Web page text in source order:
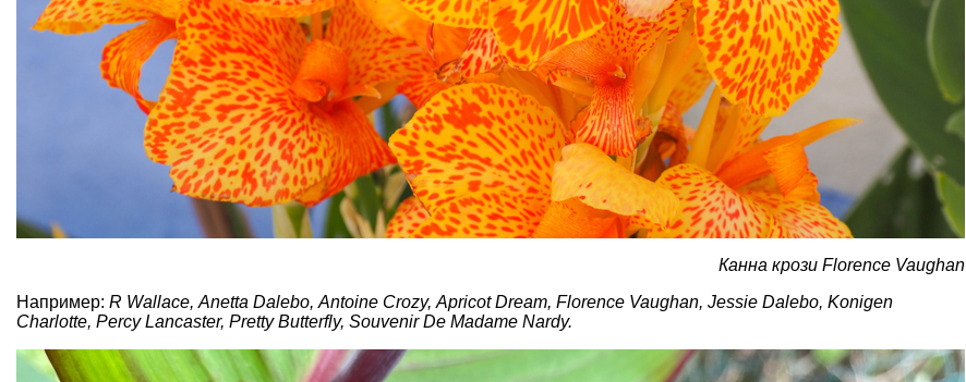
Канна крози Florence Vaughan
Например: R Wallace, Anetta Dalebo, Antoine Crozy, Apricot Dream, Florence Vaughan, Jessie Dalebo, Konigen
Charlotte, Percy Lancaster, Pretty Butterfly, Souvenir De Madame Nardy.